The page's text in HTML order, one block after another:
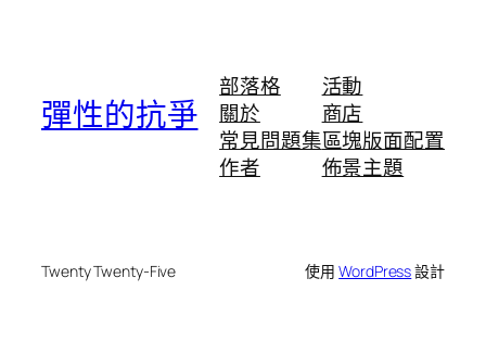
彈性的抗爭
部落格
關於
常見問題集
作者
活動
商店
區塊版面配置
佈景主題
Twenty Twenty-Five 使用WordPress設計